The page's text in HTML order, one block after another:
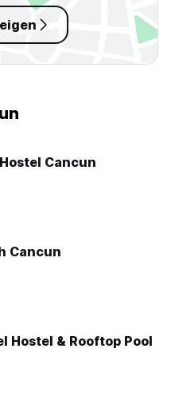
Cancun
Cancun
Hostel & Rooftop Pool